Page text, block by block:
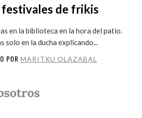
festivales de frikis
en la biblioteca en la hora del patio.
solo en la ducha explicando...
POR MARITXU OLAZABAL